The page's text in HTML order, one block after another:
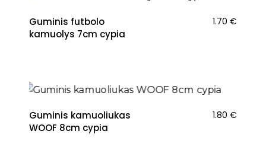
Guminis futbolo
kamuolys 7cm cypia
1.70 €
Guminis kamuoliukas
WOOF 8cm cypia
1.80 €